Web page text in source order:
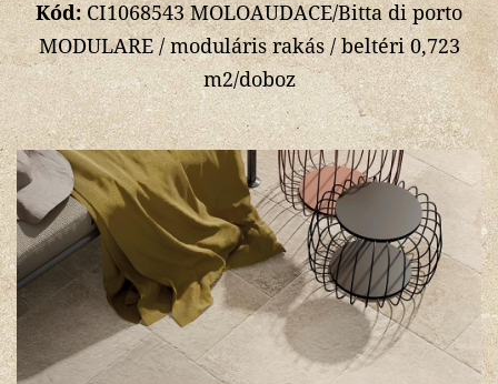
Kód: CI1068543 MOLOAUDACE/Bitta di porto
MODULARE / moduláris rakás / beltéri 0,723
m2/doboz